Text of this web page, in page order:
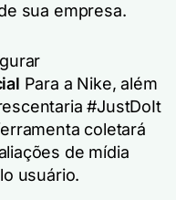
sua empresa.
Para a Nike, além
#JustDoIt
coletará
de mídia
usuário.